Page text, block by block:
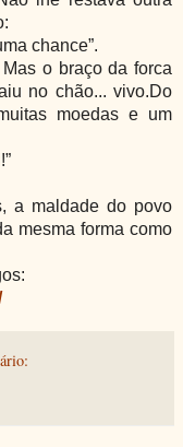
chance”.
o braço da forca
no chão... vivo.Do
moedas e um
a maldade do povo
mesma forma como